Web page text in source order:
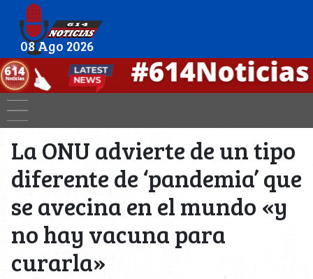
08 Ago 2026
La ONU advierte de un tipo
diferente de ‘pandemia’ que
se avecina en el mundo «y
no hay vacuna para
curarla»